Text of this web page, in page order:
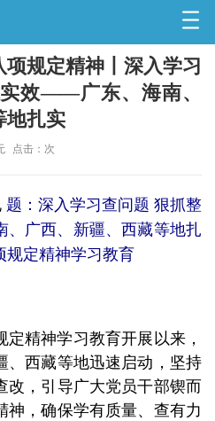
规定精神丨深入学习
效——广东、海南、
地扎实
点击： 次
题：深入学习查问题 狠抓整
广西、新疆、西藏等地扎
规定精神学习教育
精神学习教育开展以来，
、西藏等地迅速启动，坚持
改，引导广大党员干部锲而
，确保学有质量、查有力